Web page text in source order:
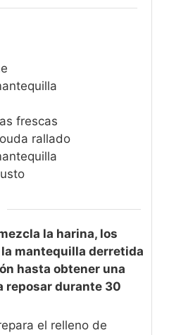
frescas
rallado
la harina, los
la mantequilla derretida
hasta obtener una
reposar durante 30
el relleno de